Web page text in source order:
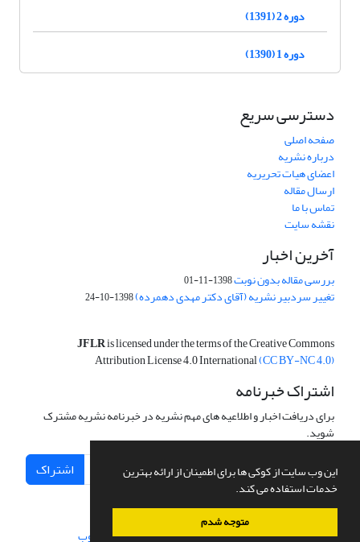
این وب سایت از کوکی ها برای اطمینان از ارائه بهترین
خدمات استفاده می کند.
متوجه شدم
دوره 2 (1391)
دوره 1 (1390)
دسترسی سریع
صفحه اصلی
درباره نشریه
اعضای هیات تحریریه
ارسال مقاله
تماس با ما
نقشه سایت
آخرین اخبار
بررسی مقاله بدون نوبت1398-11-01
تغییر سردبیر نشریه (آقای دکتر مهدی دهمرده)1398-10-24
JFLRis licensed under the terms of the Creative Commons
Attribution License 4.0 International(CC BY-NC 4.0)
اشتراک خبرنامه
برای دریافت اخبار و اطلاعیه های مهم نشریه در خبرنامه نشریه مشترک
شوید.
اشتراک
سامانه مدیریت نشریات علمی.طراحی و پیاده سازی از سیناوب